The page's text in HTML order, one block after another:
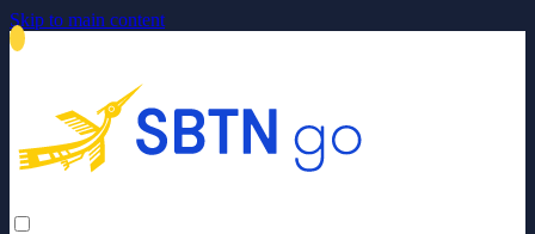
Skip to main content